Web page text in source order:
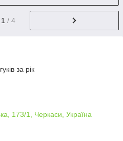
1 / 4
за рік
173/1, Черкаси, Україна